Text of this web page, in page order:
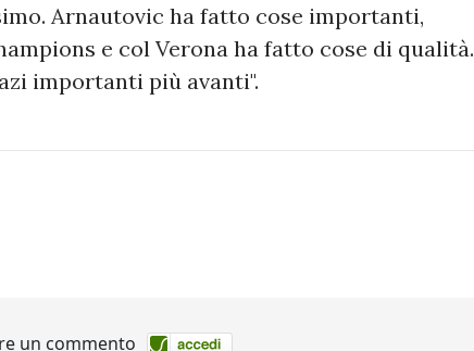
Arnautovic ha fatto cose importanti,
e col Verona ha fatto cose di qualità.
importanti più avanti".